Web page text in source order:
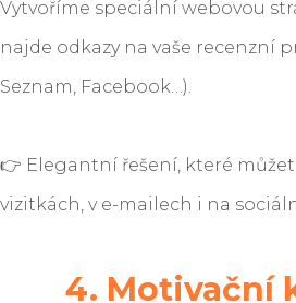
Vytvoříme speciální webovou
najde odkazy na vaše recenzní
Seznam, Facebook…).
👉 Elegantní řešení, které
vizitkách, v e-mailech i na
4. Motivační